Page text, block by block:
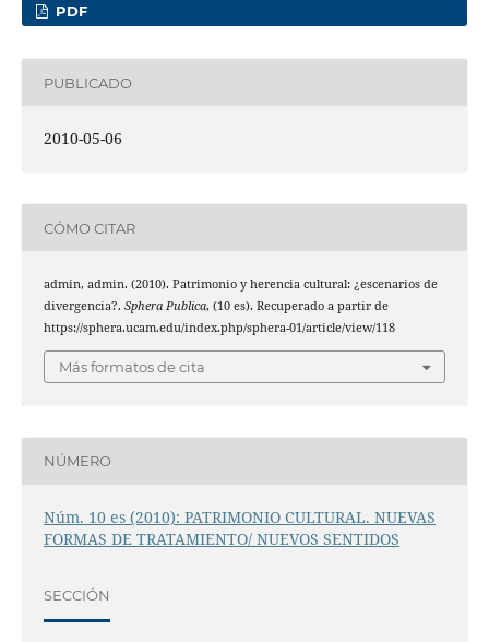
PDF
PUBLICADO
2010-05-06
CÓMO CITAR
admin, admin. (2010). Patrimonio y herencia cultural: ¿escenarios de
divergencia?. Sphera Publica, (10 es). Recuperado a partir de
https://sphera.ucam.edu/index.php/sphera-01/article/view/118
Más formatos de cita
NÚMERO
Núm. 10 es (2010): PATRIMONIO CULTURAL. NUEVAS
FORMAS DE TRATAMIENTO/ NUEVOS SENTIDOS
SECCIÓN